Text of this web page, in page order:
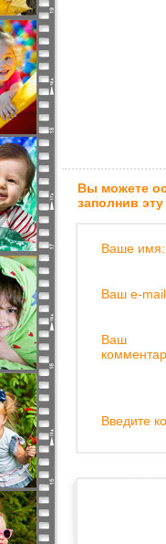
Вы можете
заполнив
Ваше имя:
Ваш e-
Ваш
Введите